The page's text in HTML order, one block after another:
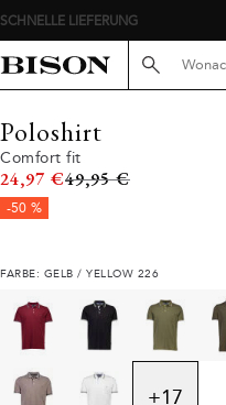
SCHNELLE LIEFERUNG
Suche hier...
Poloshirt
Comfort fit
24,97 €Ursprünglicher Preis
49,95 €
-50 %
FARBE: GELB / YELLOW 226
+17